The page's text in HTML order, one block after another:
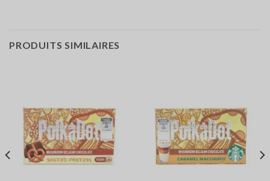
PRODUITS SIMILAIRES